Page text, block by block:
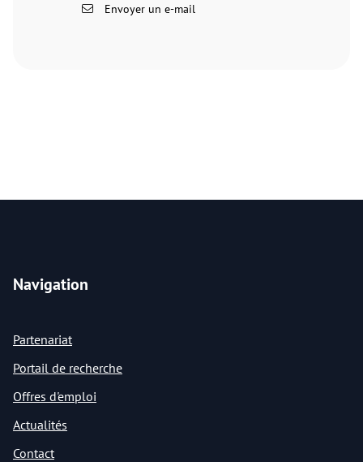
Envoyer un e-mail
Navigation
Partenariat
Portail de recherche
Offres d'emploi
Actualités
Contact